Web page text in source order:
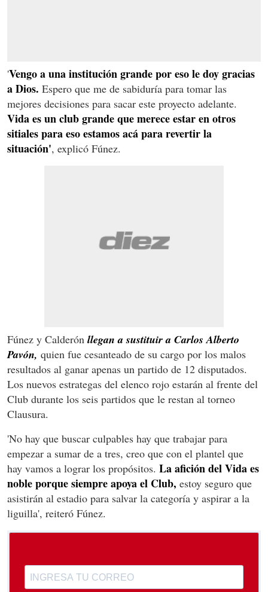
'Vengo a una institución grande por eso le doy gracias
a Dios. Espero que me de sabiduría para tomar las
mejores decisiones para sacar este proyecto adelante.
Vida es un club grande que merece estar en otros
sitiales para eso estamos acá para revertir la
situación', explicó Fúnez.
Fúnez y Calderón llegan a sustituir a Carlos Alberto
Pavón, quien fue cesanteado de su cargo por los malos
resultados al ganar apenas un partido de 12 disputados.
Los nuevos estrategas del elenco rojo estarán al frente del
Club durante los seis partidos que le restan al torneo
Clausura.
'No hay que buscar culpables hay que trabajar para
empezar a sumar de a tres, creo que con el plantel que
hay vamos a lograr los propósitos. La afición del Vida es
noble porque siempre apoya el Club, estoy seguro que
asistirán al estadio para salvar la categoría y aspirar a la
liguilla', reiteró Fúnez.